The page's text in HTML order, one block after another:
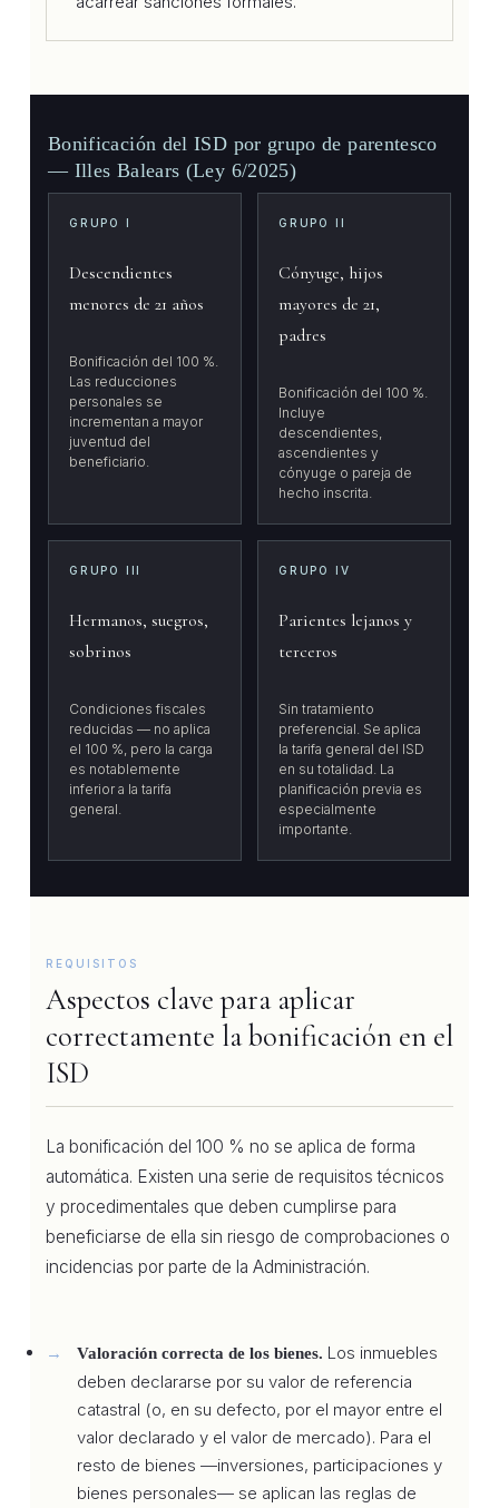
Bonificación del ISD por grupo de parentesco
— Illes Balears (Ley 6/2025)
GRUPO I
Descendientes
menores de 21 años
Bonificación del 100 %.
Las reducciones
personales se
incrementan a mayor
juventud del
beneficiario.
GRUPO II
Cónyuge, hijos
mayores de 21,
padres
Bonificación del 100 %.
Incluye
descendientes,
ascendientes y
cónyuge o pareja de
hecho inscrita.
GRUPO III
Hermanos, suegros,
sobrinos
Condiciones fiscales
reducidas — no aplica
el 100 %, pero la carga
es notablemente
inferior a la tarifa
general.
GRUPO IV
Parientes lejanos y
terceros
Sin tratamiento
preferencial. Se aplica
la tarifa general del ISD
en su totalidad. La
planificación previa es
especialmente
importante.
REQUISITOS
Aspectos clave para aplicar
correctamente la bonificación en el
ISD
La bonificación del 100 % no se aplica de forma
automática. Existen una serie de requisitos técnicos
y procedimentales que deben cumplirse para
beneficiarse de ella sin riesgo de comprobaciones o
incidencias por parte de la Administración.
Valoración correcta de los bienes. Los inmuebles
deben declararse por su valor de referencia
catastral (o, en su defecto, por el mayor entre el
valor declarado y el valor de mercado). Para el
resto de bienes —inversiones, participaciones y
bienes personales— se aplican las reglas de